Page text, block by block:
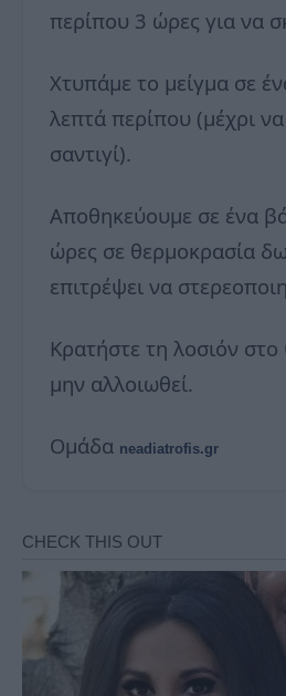
περίπου 3 ώρες για να
Χτυπάμε το μείγμα σε
λεπτά περίπου (μέχρι να
σαντιγί).
Αποθηκεύουμε σε ένα
ώρες σε θερμοκρασία
επιτρέψει να
Κρατήστε τη λοσιόν στο
μην αλλοιωθεί.
Ομάδα neadiatrofis.gr